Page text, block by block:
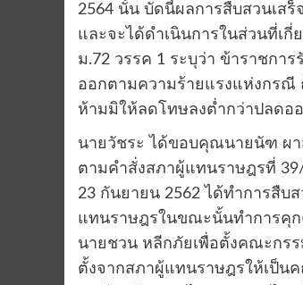
2564 นั้น บัดนี้ผลการสืบสวนเส
และจะได้ดำเนินการในส่วนที่เ
ม.72 วรรค 1 ระบุว่า ข้าราชกา
ออกตามความร้ายแรงแห่งกรณี
ห้ามมิให้ลดโทษลงต่ำกว่าปลดอ
นายวัชระ ได้ขอบคุณนายนัฑ ผา
ตามคำสั่งสภาผู้แทนราษฎรที่
23 กันยายน 2562 ได้ทำการสืบ
แทนราษฎรในขณะนั้นทำการคุก
นายชวน หลีกภัยเพื่อตั้งคณะกร
ตั้งจากสภาผู้แทนราษฎรให้เป็น